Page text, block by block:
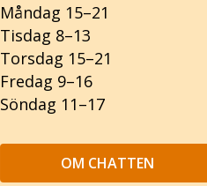
Måndag 15–21
Tisdag 8–13
Torsdag 15–21
Fredag 9–16
Söndag 11–17
OM CHATTEN